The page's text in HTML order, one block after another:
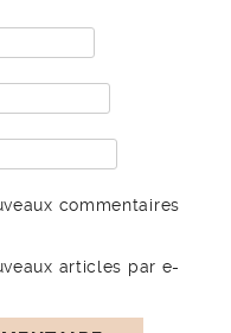
commentaires
articles par e-